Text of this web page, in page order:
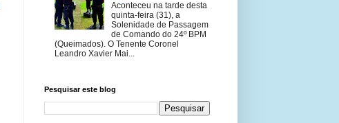
Aconteceu na tarde desta
quinta-feira (31), a
Solenidade de Passagem
de Comando do 24º BPM
(Queimados). O Tenente Coronel
Leandro Xavier Mai...
Pesquisar este blog